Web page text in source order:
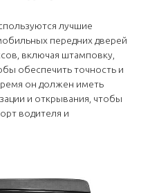
лучшие
передних дверей
включая штамповку,
обеспечить точность и
он должен иметь
и открывания, чтобы
водителя и